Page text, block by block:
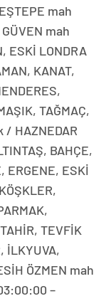
mah
mah
ESKİ LONDRA
KANAT,
TAĞMAÇ,
/ HAZNEDAR
BAHÇE,
ERGENE, ESKİ
TEVFİK
İLKYUVA,
ÖZMEN mah
–